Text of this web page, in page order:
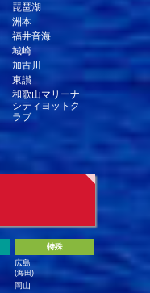
琵琶湖
洲本
福井音海
城崎
加古川
東讃
和歌山マリーナ
シティヨットク
ラブ
特殊
広島
(海田)
岡山